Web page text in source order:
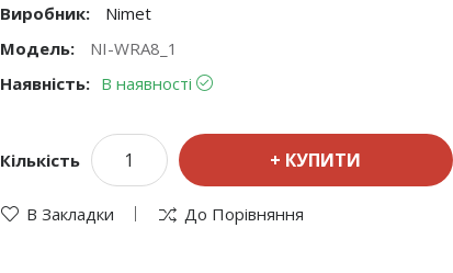
Виробник:
Nimet
Модель:
NI-WRA8_1
Наявність: В наявності
Кількість КУПИТИ
В Закладки До Порівняння